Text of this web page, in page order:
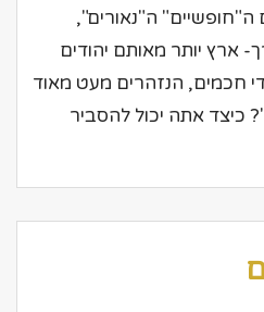
ה"חופשיים" ה"נאורים",
ארץ יותר מאותם יהודים
חכמים, הנזהרים מעט מאוד
כיצד אתה יכול להסביר